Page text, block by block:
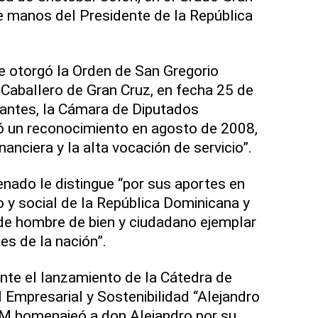
manos del Presidente de la República
otorgó la Orden de San Gregorio
de Gran Cruz, en fecha 25 de
la Cámara de Diputados
un reconocimiento en agosto de 2008,
y la alta vocación de servicio”.
le distingue “por sus aportes en
social de la República Dominicana y
hombre de bien y ciudadano ejemplar
de la nación”.
el lanzamiento de la Cátedra de
y Sostenibilidad “Alejandro